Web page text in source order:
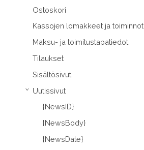
Ostoskori
Kassojen lomakkeet ja toiminnot
Maksu- ja toimitustapatiedot
Tilaukset
Sisältösivut
›
Uutissivut
{NewsID}
{NewsBody}
{NewsDate}